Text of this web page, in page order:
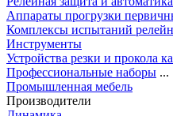
Аппараты прогрузки
Комплексы испытаний
Инструменты
Устройства резки и прокола
Профессиональные наборы ...
Промышленная мебель
Производители